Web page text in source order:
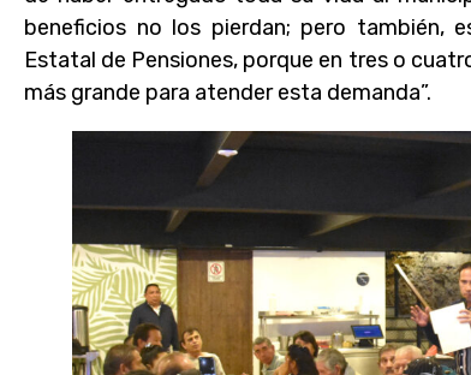
beneficios no los pierdan; pero también,
Estatal de Pensiones, porque en tres o
más grande para atender esta demanda”.